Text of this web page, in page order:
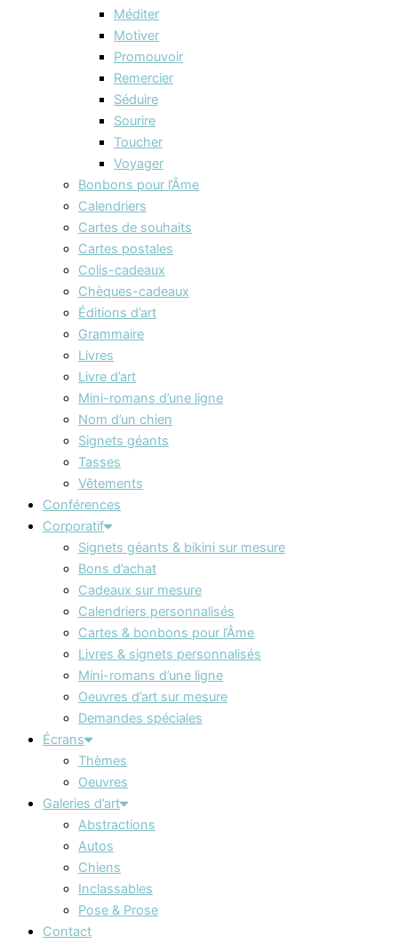
Méditer
Motiver
Promouvoir
Remercier
Séduire
Sourire
Toucher
Voyager
Bonbons pour l’Âme
Calendriers
Cartes de souhaits
Cartes postales
Colis-cadeaux
Chèques-cadeaux
Éditions d’art
Grammaire
Livres
Livre d’art
Mini-romans d’une ligne
Nom d’un chien
Signets géants
Tasses
Vêtements
Conférences
Corporatif
Signets géants & bikini sur mesure
Bons d’achat
Cadeaux sur mesure
Calendriers personnalisés
Cartes & bonbons pour l’Âme
Livres & signets personnalisés
Mini-romans d’une ligne
Oeuvres d’art sur mesure
Demandes spéciales
Écrans
Thèmes
Oeuvres
Galeries d’art
Abstractions
Autos
Chiens
Inclassables
Pose & Prose
Contact